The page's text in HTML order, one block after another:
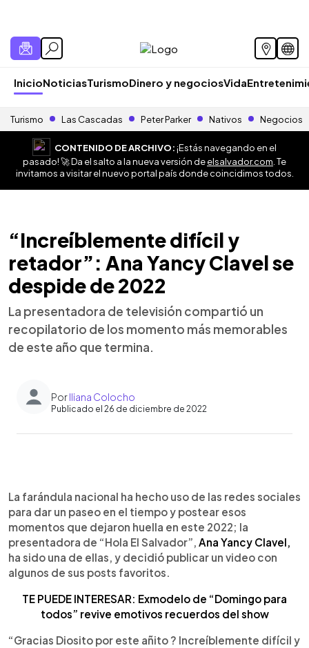
InicioNoticiasTurismoDinero y negociosVida
Turismo Las Cascadas Peter Parker Nativos Negocios
CONTENIDO DE ARCHIVO:¡Estás navegando en el
pasado! 🚀 Da el salto a la nueva versión deelsalvador.com . Te
invitamos a visitar el nuevo portal país donde coincidimos todos.
“Increíblemente difícil y
retador”: Ana Yancy Clavel se
despide de 2022
La presentadora de televisión compartió un
recopilatorio de los momento más memorables
de este año que termina.
PorIliana Colocho
Publicado el 26 de diciembre de 2022
► Escuchar artículo
La farándula nacional ha hecho uso de las redes sociales
para dar un paseo en el tiempo y postear esos
momentos que dejaron huella en este 2022; la
presentadora de “Hola El Salvador”, Ana Yancy Clavel,
ha sido una de ellas, y decidió publicar un video con
algunos de sus posts favoritos.
TE PUEDE INTERESAR: Exmodelo de “Domingo para
todos” revive emotivos recuerdos del show
“Gracias Diosito por este añito ? Increíblemente difícil y